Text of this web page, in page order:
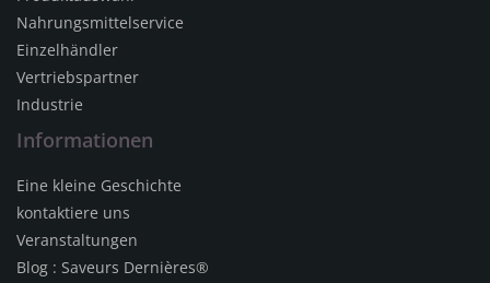
Nahrungsmittelservice
Einzelhändler
Vertriebspartner
Industrie
Informationen
Eine kleine Geschichte
kontaktiere uns
Veranstaltungen
Blog : Saveurs Dernières®